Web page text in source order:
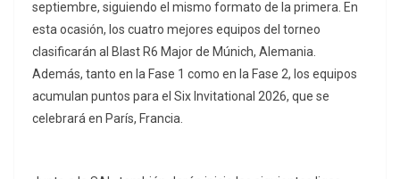
septiembre, siguiendo el mismo formato de la primera. En
esta ocasión, los cuatro mejores equipos del torneo
clasificarán al Blast R6 Major de Múnich, Alemania.
Además, tanto en la Fase 1 como en la Fase 2, los equipos
acumulan puntos para el Six Invitational 2026, que se
celebrará en París, Francia.